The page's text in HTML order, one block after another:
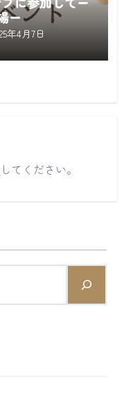
ー
年4月7日
してください。